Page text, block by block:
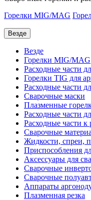
Горелки MIG/MAG
Везде
Везде
Горелки MIG/MAG
Расходные части
Горелки TIG для
Расходные части
Сварочные маски
Плазменные
Расходные части
Расходные части к
Сварочные
Жидкости, спреи,
Приспособления
Аксессуары для
Сварочные
Сварочные
Аппараты
Плазменная резка